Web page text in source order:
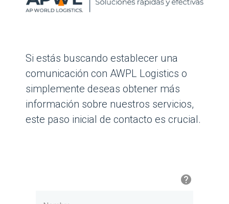
Si estás buscando establecer una
comunicación con AWPL Logistics o
simplemente deseas obtener más
información sobre nuestros servicios,
este paso inicial de contacto es crucial.